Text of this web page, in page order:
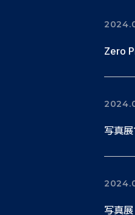
Zero
写真
写真